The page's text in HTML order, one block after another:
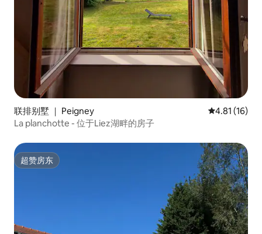
联排别墅 ｜ Peigney 平均评分
4.81 (16)
La planchotte - 位于Liez湖畔的房子
超赞房东
超赞房东